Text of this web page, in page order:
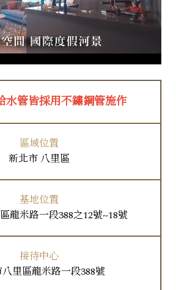
水管皆採用不鏽鋼管施作
區域位置
新北市 八里區
基地位置
龍米路一段388之12號~18號
接待中心
里區龍米路一段388號